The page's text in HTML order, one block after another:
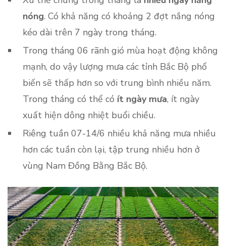
nóng. Có khả năng có khoảng 2 đợt nắng nóng
kéo dài trên 7 ngày trong tháng.
Trong tháng 06 rãnh gió mùa hoạt động không
mạnh, do vậy lượng mưa các tỉnh Bắc Bộ phổ
biến sẽ thấp hơn so với trung bình nhiều năm.
Trong tháng có thể có ít ngày mưa, ít ngày
xuất hiện dông nhiệt buổi chiều.
Riêng tuần 07-14/6 nhiều khả năng mưa nhiều
hơn các tuần còn lại, tập trung nhiều hơn ở
vùng Nam Đồng Bằng Bắc Bộ.